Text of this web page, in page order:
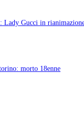
Lady Gucci in
morto 18enne